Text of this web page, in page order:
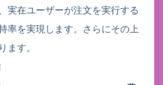
実在ユーザーが注文を実行する
率を実現します。さらにその上
ます。